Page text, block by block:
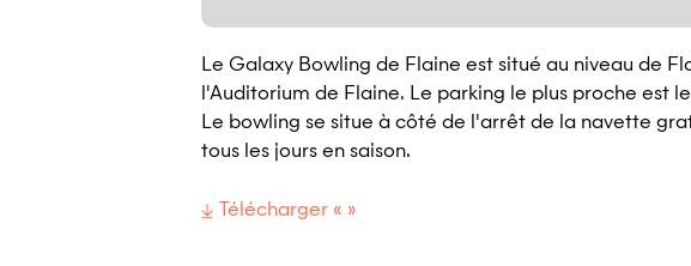
Le Galaxy Bowling de Flaine est situé au niveau de
l'Auditorium de Flaine. Le parking le plus proche est
Le bowling se situe à côté de l'arrêt de la navette
tous les jours en saison.
Télécharger « »